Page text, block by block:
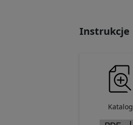
Instrukcje
Katalog